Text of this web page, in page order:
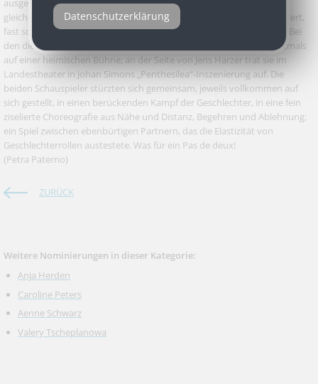
ausgezeichnet. Auf der Bühne ist die 40-jährige deutsche Akteurin
gleichermaßen eine Fixgröße für außergewöhnliches Spiel: konzentriert,
fast schon kühl, aber von einer Intensität, die einen in Bann schlägt. Bei
den diesjährigen Salzburger Festspielen gastierte Sandra Hüller erstmals
auf einer heimischen Bühne; an der Seite von Jens Harzer trat sie im
Landestheater in Johan Simons „Penthesilea“-Inszenierung auf. Die
beiden Schauspieler stürzten sich gemeinsam, jeweils vollkommen auf
sich gestellt, in einen berückenden Kampf der Geschlechter, in eine fein
ziselierte Choreografie aus Nähe und Distanz, Begehren und Ablehnung;
ein Spiel zwischen ebenbürtigen Partnern, das die Elastizität von
Geschlechterrollen austestete. Was für ein Pas de deux!
(Petra Paterno)
ZURÜCK
Weitere Nominierungen in dieser Kategorie:
Anja Herden
Caroline Peters
Aenne Schwarz
Valery Tscheplanowa
Datenschutzerklärung